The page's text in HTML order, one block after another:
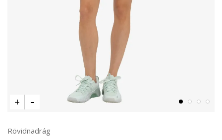
Rövidnadrág